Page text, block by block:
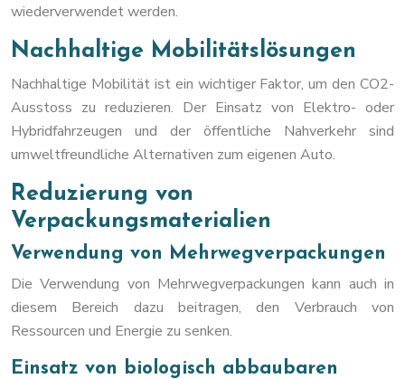
wiederverwendet werden.
Nachhaltige Mobilitätslösungen
Nachhaltige Mobilität ist ein wichtiger Faktor, um den CO2-
Ausstoss zu reduzieren. Der Einsatz von Elektro- oder
Hybridfahrzeugen und der öffentliche Nahverkehr sind
umweltfreundliche Alternativen zum eigenen Auto.
Reduzierung von
Verpackungsmaterialien
Verwendung von Mehrwegverpackungen
Die Verwendung von Mehrwegverpackungen kann auch in
diesem Bereich dazu beitragen, den Verbrauch von
Ressourcen und Energie zu senken.
Einsatz von biologisch abbaubaren